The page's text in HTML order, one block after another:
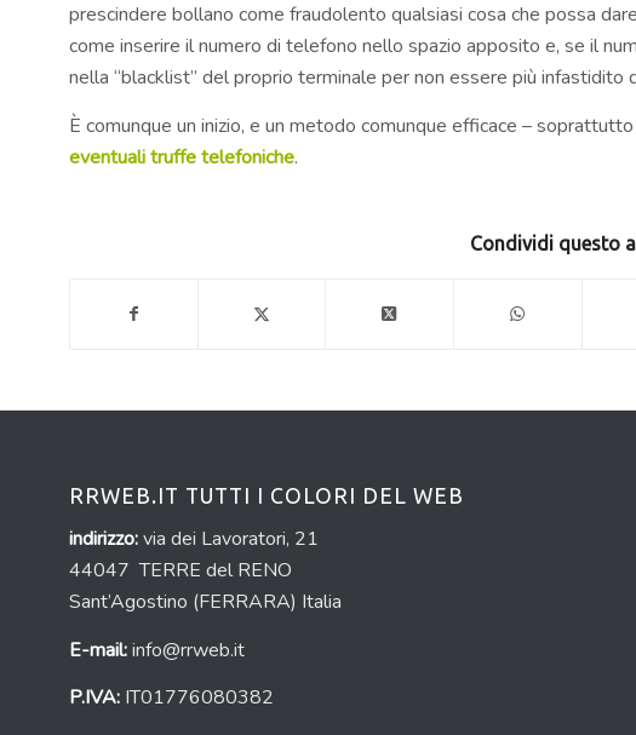
prescindere bollano come fraudolento qualsiasi cosa che possa
come inserire il numero di telefono nello spazio apposito e, se il
nella “blacklist” del proprio terminale per non essere più infastidito
È comunque un inizio, e un metodo comunque efficace –
eventuali truffe telefoniche.
Condividi questo
RRWEB.IT TUTTI I COLORI DEL WEB
indirizzo:via dei Lavoratori, 21
44047 TERRE del RENO
Sant’Agostino (FERRARA) Italia
E-mail:info@rrweb.it
P.IVA:IT01776080382